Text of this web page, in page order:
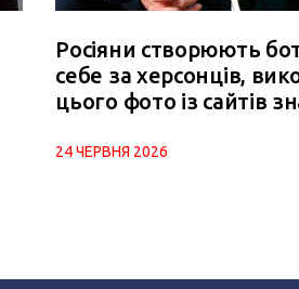
Росіяни створюють
себе за херсонців,
цього фото із сайтів
24 ЧЕРВНЯ 2026